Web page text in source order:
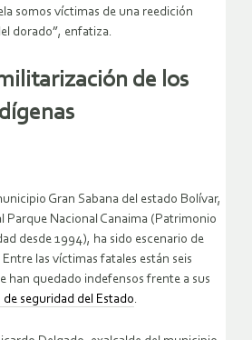
somos víctimas de una reedición
dorado”, enfatiza.
de los
Gran Sabana del estado Bolívar,
Parque Nacional Canaima (Patrimonio
desde 1994), ha sido escenario de
las víctimas fatales están seis
han quedado indefensos frente a sus
de seguridad del Estado.